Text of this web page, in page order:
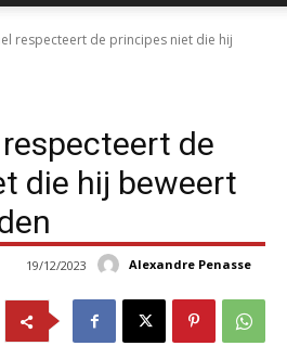
respecteert de principes niet die hij
de
die hij beweert
Alexandre Penasse
19/12/2023